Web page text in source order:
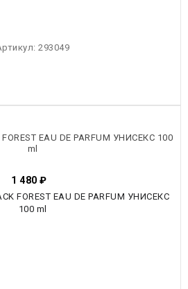
293049
FOREST EAU DE PARFUM УНИСЕКС 100
ml
1 480 ₽